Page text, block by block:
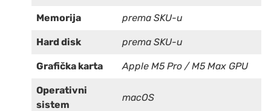
Memorija prema SKU-u
Hard disk prema SKU-u
Grafička karta Apple M5 Pro / M5 Max GPU
Operativni
sistem
macOS